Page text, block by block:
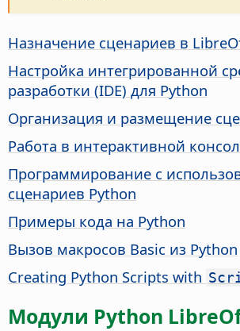
Назначение сценариев в
Настройка интегрированной
разработки (IDE) для Python
Организация и размещение
Работа в интерактивной
Программирование с
сценариев Python
Примеры кода на Python
Вызов макросов Basic из Python
Creating Python Scripts with
Модули Python